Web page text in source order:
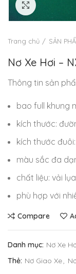
Click to
Trang chủ SẢN
Nơ Xe Hơi –
Thông tin sản
bao full khung
kích thước:
kích thước
màu sắc đa
chất liệu: vải
phù hợp với
Compare
Danh mục: Nơ Xe
Thẻ: Nơ Giao Xe,